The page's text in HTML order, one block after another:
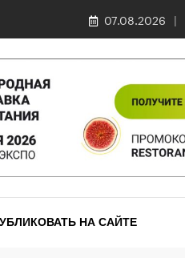
07.08.2026
НА САЙТЕ